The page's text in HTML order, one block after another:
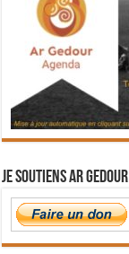
Je soutiens Ar Gedour